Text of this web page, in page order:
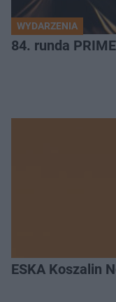
WYDARZENIA
84. runda
ESKA Koszalin